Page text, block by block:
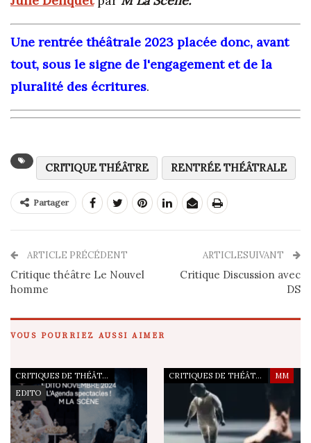
Une rentrée théâtrale 2023 placée donc, avant
tout, sous le signe de l'engagement et de la
pluralité des écritures.
CRITIQUE THÉÂTRE RENTRÉE THÉÂTRALE
Partager
ARTICLE PRÉCÉDENT
Critique théâtre Le Nouvel
homme
ARTICLESUIVANT
Critique Discussion avec
DS
VOUS POURRIEZ AUSSI AIMER
CRITIQUES DE THÉÂTRE
EDITO
CRITIQUES DE THÉÂTRE MM